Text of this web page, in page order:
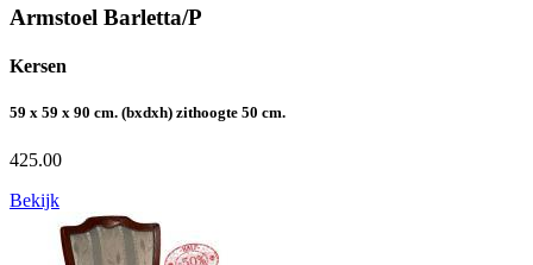
Armstoel Barletta/P
Kersen
59 x 59 x 90 cm. (bxdxh) zithoogte 50 cm.
425.00
Bekijk